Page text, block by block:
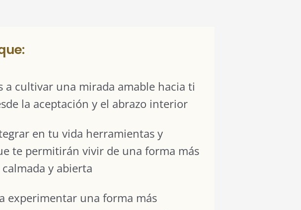
a cultivar una mirada amable hacia ti
la aceptación y el abrazo interior
en tu vida herramientas y
te permitirán vivir de una forma más
y abierta
experimentar una forma más